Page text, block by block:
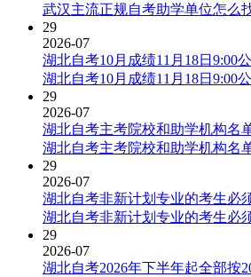
武汉主流正规自考助学单位怎么
29
2026-07
湖北自考10月成绩11月18日9:00
湖北自考10月成绩11月18日9:00
29
2026-07
湖北自考主考院校和助学机构名
湖北自考主考院校和助学机构名
29
2026-07
湖北自考非新计划专业的考生必
湖北自考非新计划专业的考生必
29
2026-07
湖北自考2026年下半年起全部按